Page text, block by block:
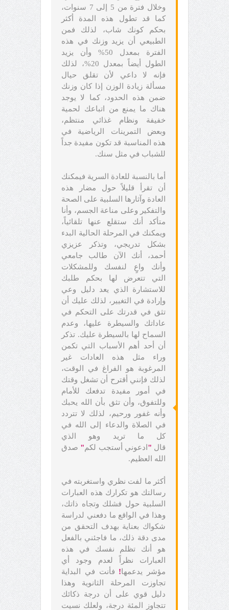
وخلال فترة من 5 إلى 7 سنوات،
كما قد تطول هذه المدة أكثر
بحكم كونك شاب، لذلك فمن
الطبيعي أن يزيد وزنك في هذه
الفترة بمعدل 50% وأن يزيد
الطول أيضاً بمعدل 20%، لذلك
فإنه لا داعي لأن تقلق حيال
مسألة زيادة الوزن إذا كان وزنك
ضمن هذه الحدود، كما لا يوجد
هناك ما يمنع من اتباعك لحمية
خفيفة ونظام غذائي منتظم،
وبعض التمرينات الرياضية في
هذه المناسبة قد تكون مفيدة جداً
للشباب في مثل سنك.
أما بالنسبة للعادة السرية فيمكنك
أن تقرأ قليلاً حول مضار هذه
العادة وآثارها السلبية على الصحة
والتفكير وعلى مناعة الجسم، وأنا
متأكد أنك ستقلع عنها تلقائياً،
ويمكنك في المرحلة الحالية البدء
بشكل تدريجي، وتذكر عزيزي
أحمد، أنك الآن طالب جامعي
وأنك واعٍ لنفسك وللمشكلات
التي تتعرض لها بحكم طلبك
للاستشارة الذي يعد دليل وعي
وإرادة في التغيير، لذلك عليك أن
تثق في قدرتك على التحكم في
عاداتك والسيطرة عليها، وعدم
السماح لها بالسيطرة عليك. تذكر
أن أحد أهم الأسباب التي تكمن
وراء مثل هذه العادات غير
المرغوبة هو الفراغ في الوقت،
لذلك فإنني أقترح أن تشغل وقتك
في أمور مفيدة تدفعك للأمام
وللتفوق، وأن تثق بأن الله يحبك
وأنه غفور ورحيم، لذلك لا تتردد
في الصلاة والدعاء إلى الله في
كل ما تريد وهو الذي
قال " ادعوني أستجب لكم" صدق
الله العظيم.
أكثر ما لفت نظري واستغربته في
رسالتك هو تكرارك هذه العبارات
السلبية حول فشلك وتجاه ذاتك،
وهذا في الواقع ما دفعني لدراسة
شكواك بعناية بهدف التحقق من
مدى دقة ذلك، ما فاجئني بالفعل
هو أنك تظلم نفسك في هذه
العبارات نظراً لعدم وجود أي
مؤشر يدعمها! فأنت في البداية
تجاوزت المرحلة الثانوية وهذا
دليل قوي على أن درجة ذكائك
تتجاوز المئة درجة، ولعلك نسيت